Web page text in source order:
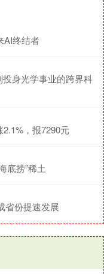
AI终结者
身光学事业的跨界科
，报7290元
底捞”稀土
省份提速发展